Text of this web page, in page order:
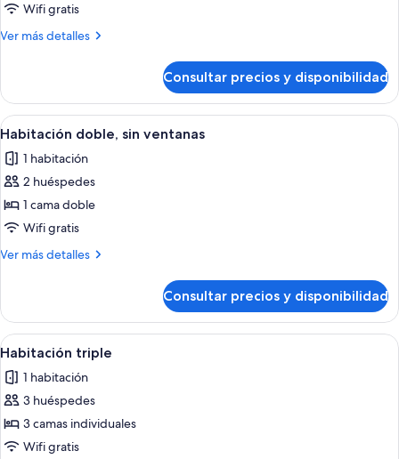
Habitación
con
individuales,
sin
ventanas
Wifi gratis
Ver más detalles
Más
con
camas
sin
ventanas
Consultar precios y disponibilidad
Abrir
todas
las
fotos
de
Habitación
doble,
Una habitación de hotel con una
4
Habitación doble, sin ventanas
1 habitación
2 huéspedes
1 cama doble
Wifi gratis
Ver más detalles
Más
doble,
sin
ventanas
Consultar precios y disponibilidad
Abrir
todas
las
fotos
de
Habitación
Habitación de hotel con dos camas,
10
Habitación triple
1 habitación
3 huéspedes
3 camas individuales
Wifi gratis